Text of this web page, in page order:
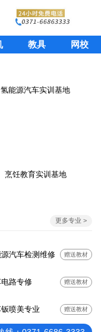
教具 网校
氢能源汽车实训基地
烹饪教育实训基地
更多专业 >
源汽车检测维修 赠送教材
路专修 赠送教材
喷美专业 赠送教材